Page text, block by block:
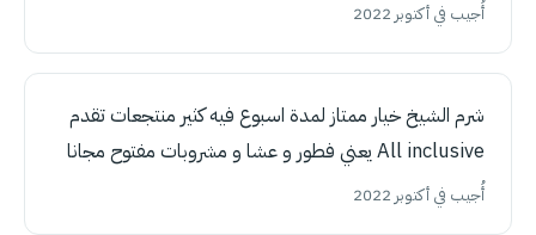
أُجيب في أكتوبر 2022
شرم الشيخ خيار ممتاز لمدة اسبوع فيه كثير منتجعات تقدم
All inclusive يعني فطور و عشا و مشروبات مفتوح مجانا
أُجيب في أكتوبر 2022